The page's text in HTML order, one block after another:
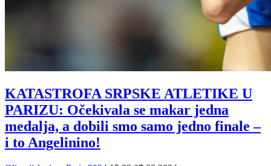
KATASTROFA SRPSKE ATLETIKE U
PARIZU: Očekivala se makar jedna
medalja, a dobili smo samo jedno finale –
i to Angelinino!